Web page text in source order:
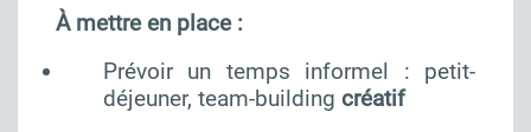
À mettre en place :
Prévoir un temps informel : petit-
déjeuner, team-building créatif